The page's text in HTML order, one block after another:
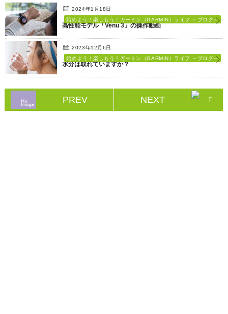
2024年1月18日
始めよう！楽しもう！ガーミン（GARMIN）ライフ ～ブログ～
高性能モデル「Venu 3」の操作動画
2023年12月6日
始めよう！楽しもう！ガーミン（GARMIN）ライフ ～ブログ～
水分は取れていますか？
PREV NEXT